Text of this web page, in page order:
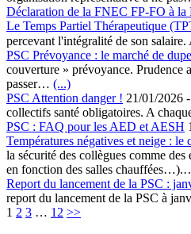
Déclaration de la FNEC FP-FO à la
Le Temps Partiel Thérapeutique
percevant l'intégralité de son
PSC Prévoyance : le marché de
couverture » prévoyance. Prudence
passer… (...)
PSC Attention danger ! 21/01/2026 -
collectifs santé obligatoires. A
PSC : FAQ pour les AED et AESH
Températures négatives et neige : le
la sécurité des collègues comme des
en fonction des salles
Report du lancement de la PSC :
report du lancement de la PSC à
Navigation
1 2 3 … 12 >>